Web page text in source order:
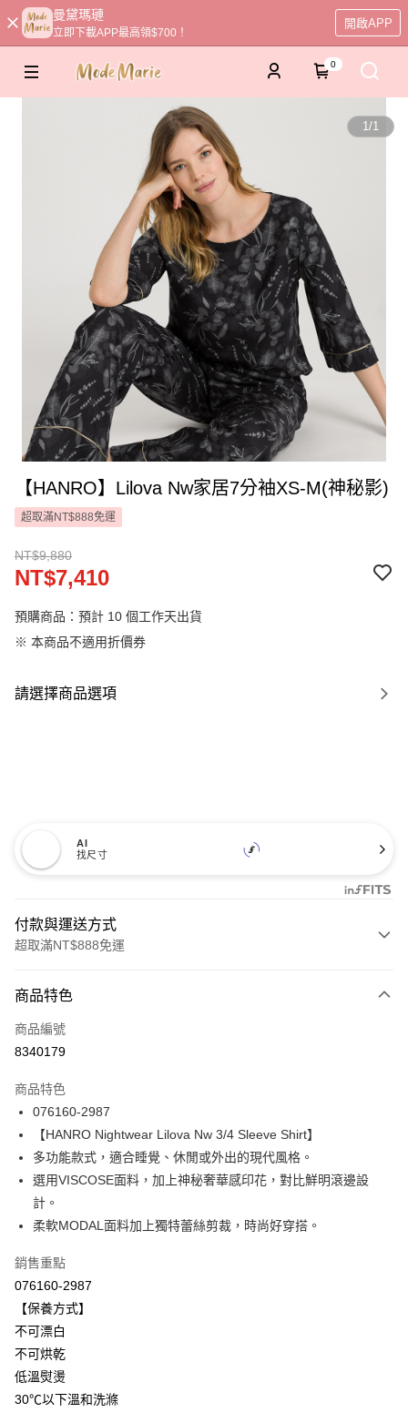
曼黛瑪璉
立即下載APP最高領$700！
開啟APP
0
1/1
【HANRO】Lilova Nw家居7分袖XS-M(神秘影)
超取滿NT$888免運
NT$9,880
NT$7,410
預購商品：預計 10 個工作天出貨
※ 本商品不適用折價券
請選擇商品選項
AI
找尺寸
付款與運送方式
超取滿NT$888免運
信用卡一次付款
信用卡分期付款
合作金庫商業銀行
華南商業銀行
上海商業儲蓄銀行
台北富邦商業銀行
國泰世華商業銀行
兆豐國際商業銀行
臺灣中小企業銀行
台中商業銀行
匯豐（台灣）商業銀行
聯邦商業銀行
元大商業銀行
永豐商業銀行
台新國際商業銀行
台灣樂天信用卡公司
Apple Pay
悠遊付
全盈+PAY
運送方式
付款後全家取貨$888免運-以PackAge+配客嘉循環箱包裝寄出
每筆NT$90，滿NT$888(含以上)免運費
付款後萊爾富取貨
每筆NT$90，滿NT$1,000(含以上)免運費
商品特色
商品編號
8340179
商品特色
076160-2987
【HANRO Nightwear Lilova Nw 3/4 Sleeve Shirt】
多功能款式，適合睡覺、休閒或外出的現代風格。
選用VISCOSE面料，加上神秘奢華感印花，對比鮮明滾邊設
計。
柔軟MODAL面料加上獨特蕾絲剪裁，時尚好穿搭。
銷售重點
076160-2987
【保養方式】
不可漂白
不可烘乾
低溫熨燙
30℃以下溫和洗滌